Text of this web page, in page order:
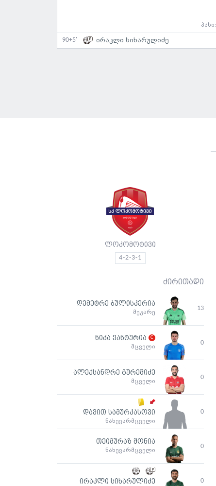
პასი:
90+5' ირაკლი სიხარულიძე
ლოკომოტივი
4-2-3-1
ძირითადი
13
დემეტრე ბულისკერია
მეკარე
0
ნიკა ჭანტურია
მცველი
0
ალექსანდრე გურეშიძე
მცველი
0
დავით სამურკასოვი
ნახევარმცველი
0
თეიმურაზ შონია
ნახევარმცველი
0
ირაკლი სიხარულიძე